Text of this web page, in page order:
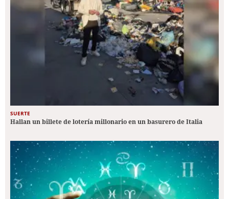
SUERTE
Hallan un billete de lotería millonario en un basurero de Italia